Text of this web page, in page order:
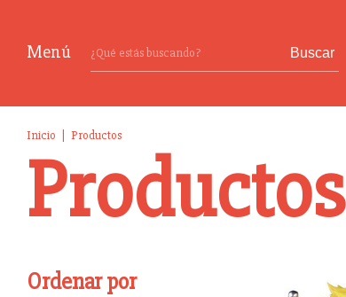
Menú Buscar
Inicio Productos
Productos
Ordenar por